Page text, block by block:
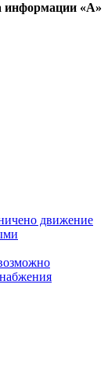
информации «А»
движение